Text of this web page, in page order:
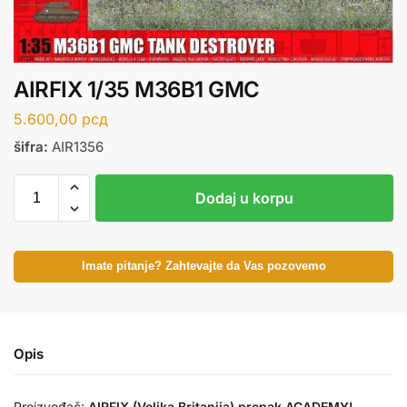
AIRFIX 1/35 M36B1 GMC
5.600,00 рсд
šifra: AIR1356
Dodaj u korpu
Imate pitanje? Zahtevajte da Vas pozovemo
Opis